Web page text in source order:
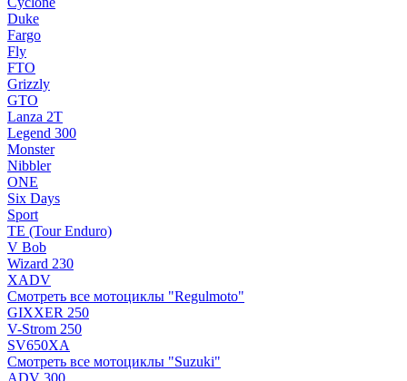
Duke
Fargo
Fly
FTO
Grizzly
GTO
Lanza 2T
Legend 300
Monster
Nibbler
ONE
Six Days
Sport
TE (Tour Enduro)
V Bob
Wizard 230
XADV
Смотреть все мотоциклы "Regulmoto"
GIXXER 250
V-Strom 250
SV650XA
Смотреть все мотоциклы "Suzuki"